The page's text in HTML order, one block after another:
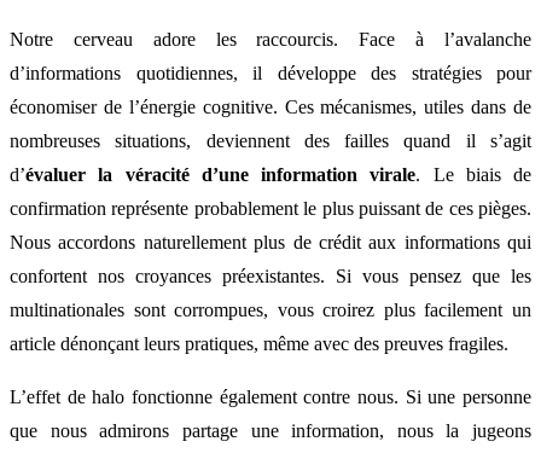
Notre cerveau adore les raccourcis. Face à l’avalanche
d’informations quotidiennes, il développe des stratégies pour
économiser de l’énergie cognitive. Ces mécanismes, utiles dans de
nombreuses situations, deviennent des failles quand il s’agit
d’évaluer la véracité d’une information virale. Le biais de
confirmation représente probablement le plus puissant de ces pièges.
Nous accordons naturellement plus de crédit aux informations qui
confortent nos croyances préexistantes. Si vous pensez que les
multinationales sont corrompues, vous croirez plus facilement un
article dénonçant leurs pratiques, même avec des preuves fragiles.
L’effet de halo fonctionne également contre nous. Si une personne
que nous admirons partage une information, nous la jugeons